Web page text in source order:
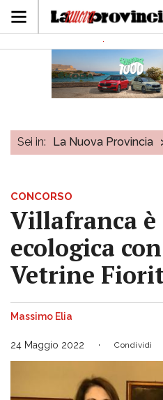
Sei in: La Nuova Provincia
CONCORSO
Villafranca è
ecologica
Vetrine
Massimo Elia
24 Maggio 2022 Condividi